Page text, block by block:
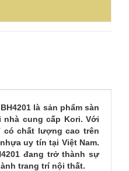
là sản phẩm sàn
cung cấp Kori. Với
có chất lượng cao trên
uy tín tại Việt Nam.
đang trở thành sự
trang trí nội thất.